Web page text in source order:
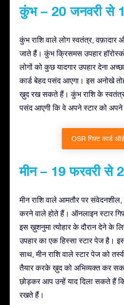
कुंभ – 20 जनवरी से
कुंभ राशि वाले लोग स्वतंत्र, वफ़ादार
जाते हैं। कुंभ क्रिसमस उपहार
लोगों को कुछ यादगार उपहार देना
कार्ड बेहद पसंद आएगा। इस अनोखे
ख़ुद रख सकते हैं। कुंभ राशि के स्वतंत्र
पसंद आएगी कि वे अपने स्टार को
OSR गिफ़्ट कार्ड
मीन – 19 फरवरी से
मीन राशि वाले आमतौर पर
करने वाले होते हैं। ऑनलाइन स्टार
इस ख़ुशनुमा त्योहार के दौरान देने के
उपहार का एक हिस्सा स्टार पेज है।
साथ, मीन राशि वाले स्टार पेज को
तैयार करके ख़ुद को अभिव्यक्त कर
छोड़कर आप उन्हें याद दिला सकते हैं
रखते हैं।